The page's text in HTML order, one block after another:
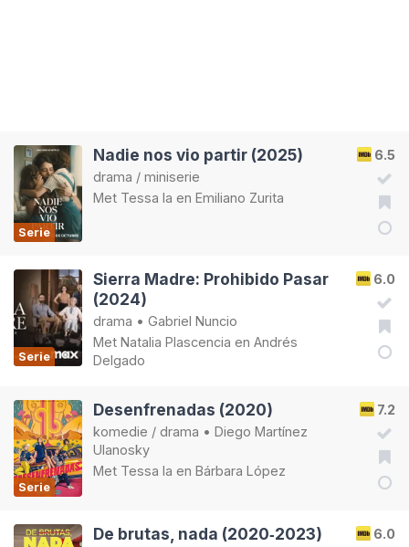
Serie
6.5
Nadie nos vio partir (2025)
drama / miniserie
Met Tessa Ia en Emiliano Zurita
Serie
6.0
Sierra Madre: Prohibido Pasar
(2024)
drama • Gabriel Nuncio
Met Natalia Plascencia en Andrés
Delgado
Serie
7.2
Desenfrenadas (2020)
komedie / drama • Diego Martínez
Ulanosky
Met Tessa Ia en Bárbara López
6.0
De brutas, nada (2020‑2023)